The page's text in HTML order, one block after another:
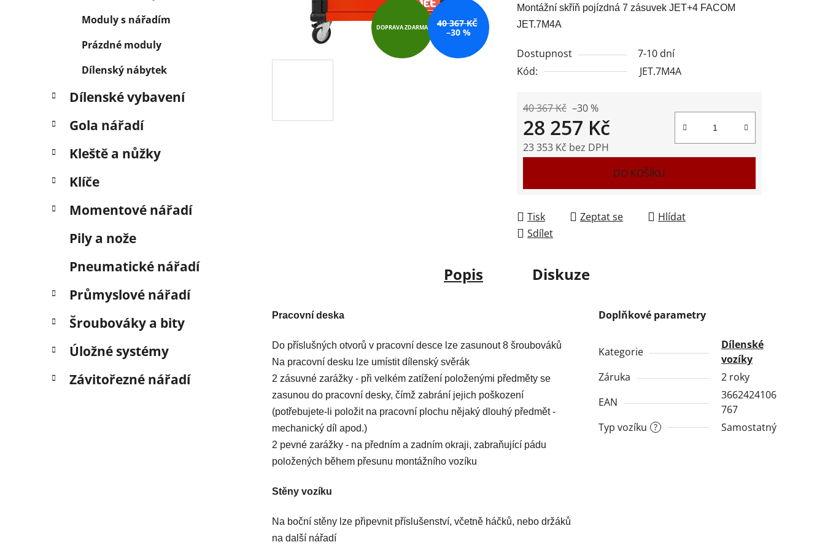
Moduly s nářadím
Prázdné moduly
Dílenský nábytek
Dílenské vybavení
Gola nářadí
Kleště a nůžky
Klíče
Momentové nářadí
Pily a nože
Pneumatické nářadí
Průmyslové nářadí
Šroubováky a bity
Úložné systémy
Závitořezné nářadí
je
0,0
5
hvězdiček.
Montážní skříň pojízdná 7 zásuvek JET+4 FACOM
JET.7M4A
Dostupnost
7-10 dní
Kód:
JET.7M4A
40 367 Kč –30 %
28 257 Kč
23 353 Kč bez DPH
DO KOŠÍKU
Tisk Zeptat se
Hlídat
Sdílet
DOPRAVA ZDARMA 40 367 KČ
–30 %
Popis Diskuze
Pracovní deska
Do příslušných otvorů v pracovní desce lze zasunout 8 šroubováků
Na pracovní desku lze umístit dílenský svěrák
2 zásuvné zarážky - při velkém zatížení položenými předměty se
zasunou do pracovní desky, čímž zabrání jejich poškození
(potřebujete-li položit na pracovní plochu nějaký dlouhý předmět -
mechanický díl apod.)
2 pevné zarážky - na předním a zadním okraji, zabraňující pádu
položených během přesunu montážního vozíku
Stěny vozíku
Na boční stěny lze připevnit příslušenství, včetně háčků, nebo držáků
na další nářadí
Doplňkové parametry
Kategorie
Dílenské
vozíky
Záruka
2 roky
EAN
3662424106
767
?
Typ vozíku Samostatný